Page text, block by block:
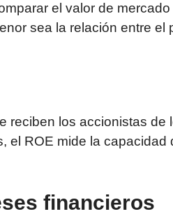
el valor de
sea la relación entre el
reciben los accionistas de
el ROE mide la capacidad
financieros